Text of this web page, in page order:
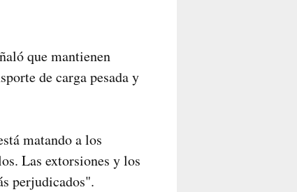
que mantienen
de carga pesada y
matando a los
Las extorsiones y los
perjudicados".